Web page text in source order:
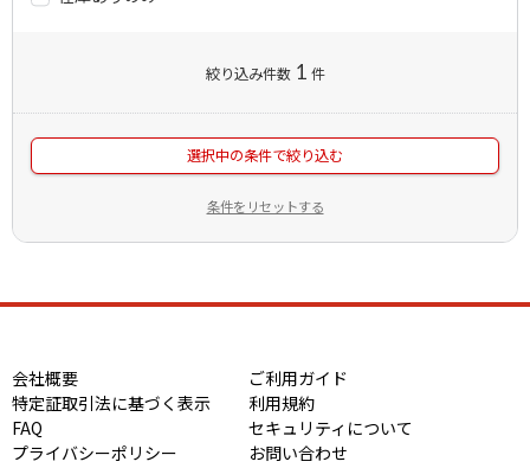
絞り込み件数 1 件
選択中の条件で絞り込む
条件をリセットする
会社概要
ご利用ガイド
特定証取引法に基づく表示
利用規約
FAQ
セキュリティについて
プライバシーポリシー
お問い合わせ